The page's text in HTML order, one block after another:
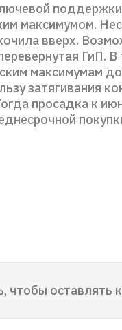
максимумом.
вверх.
ГиП. В
максимумам
затягивания
просадка к
чтобы оставлять